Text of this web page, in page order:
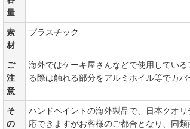
量
素
材
プラスチック
ご
注
意
海外ではケーキ屋さんなどで使用してい
る際は触れる部分をアルミホイル等でカバ
そ
の
ハンドペイントの海外製品で、日本クオ
応できますがお客様のご都合となり、同